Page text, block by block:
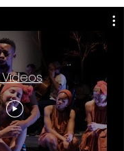
Videos